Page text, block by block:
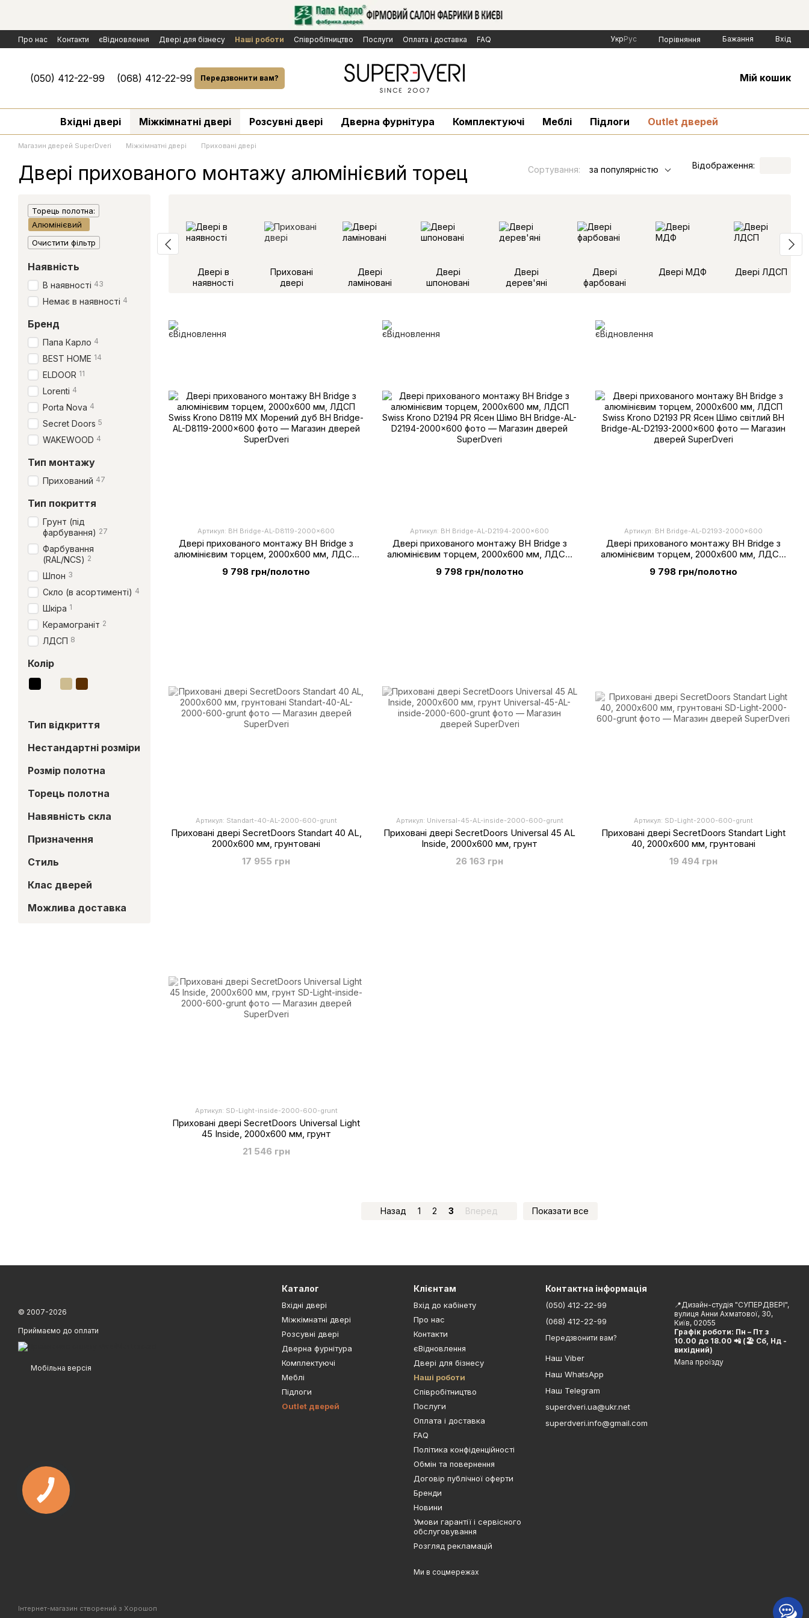
Про нас Контакти єВідновлення Двері для бізнесу Наші роботи Cпівробітництво Послуги Оплата і доставка
FAQ
Політика конфіденційності
Обмін та повернення Договір публічної оферти Бренди
Новини
УкрРус Порівняння Бажання Вхід
(050) 412-22-99 (068) 412-22-99 Передзвонити вам? Мій кошик
Вхідні двері Міжкімнатні двері Розсувні двері Дверна фурнітура Комплектуючі Меблі Підлоги Outlet дверей
Магазин дверей SuperDveri Міжкімнатні двері Приховані двері
Двері прихованого монтажу алюмінієвий торец Сортування: за популярністю Відображення:
Двері в
наявності
Приховані
двері
Двері
ламіновані
Двері
шпоновані
Двері
дерев'яні
Двері
фарбовані
Двері МДФ Двері ЛДСП
Артикул: BH Bridge-AL-D8119-2000x600
Двері прихованого монтажу BH Bridge з
алюмінієвим торцем, 2000х600 мм, ЛДСП
9 798 грн/полотно
Артикул: BH Bridge-AL-D2194-2000x600
Двері прихованого монтажу BH Bridge з
алюмінієвим торцем, 2000х600 мм, ЛДСП
9 798 грн/полотно
Артикул: BH Bridge-AL-D2193-2000x600
Двері прихованого монтажу BH Bridge з
алюмінієвим торцем, 2000х600 мм, ЛДСП
9 798 грн/полотно
Артикул: Standart-40-AL-2000-600-grunt
Приховані двері SecretDoors Standart 40 AL,
2000х600 мм, грунтовані
17 955 грн
Артикул: Universal-45-AL-inside-2000-600-grunt
Приховані двері SecretDoors Universal 45 AL
Inside, 2000х600 мм, грунт
26 163 грн
Артикул: SD-Light-2000-600-grunt
Приховані двері SecretDoors Standart Light
40, 2000х600 мм, грунтовані
19 494 грн
Артикул: SD-Light-inside-2000-600-grunt
Приховані двері SecretDoors Universal Light
45 Inside, 2000х600 мм, грунт
21 546 грн
Назад 1 2 3 Вперед Показати все
Торець полотна:
Алюмінієвий
Очистити фільтр
Наявність
В наявності 43
Немає в наявності 4
Бренд
Папа Карло 4
BEST HOME 14
ELDOOR 11
Lorenti 4
Porta Nova 4
Secret Doors 5
WAKEWOOD 4
Тип монтажу
Прихований 47
Тип покриття
Грунт (під
фарбування) 27
Фарбування
(RAL/NCS) 2
Шпон 3
Скло (в асортименті) 4
Шкіра 1
Керамограніт 2
ЛДСП 8
Колір
Тип відкриття
Нестандартні розміри
Розмір полотна
Торець полотна
Навявність скла
Призначення
Стиль
Клас дверей
Можлива доставка
© 2007-2026
Приймаємо до оплати
Мобільна версія
Інтернет-магазин створений з Хорошоп
Каталог
Вхідні двері
Міжкімнатні двері
Розсувні двері
Дверна фурнітура
Комплектуючі
Меблі
Підлоги
Outlet дверей
Клієнтам
Вхід до кабінету
Про нас
Контакти
єВідновлення
Двері для бізнесу
Наші роботи
Cпівробітництво
Послуги
Оплата і доставка
FAQ
Політика конфіденційності
Обмін та повернення
Договір публічної оферти
Бренди
Новини
Умови гарантії і сервісного
обслуговування
Розгляд рекламацій
Ми в соцмережах
Контактна інформація
(050) 412-22-99
(068) 412-22-99
Передзвонити вам?
Наш Viber
Наш WhatsApp
Наш Telegram
superdveri.ua@ukr.net
superdveri.info@gmail.com
📍Дизайн-студія "СУПЕРДВЕРІ",
вулиця Анни Ахматової, 30,
Київ, 02055
Графік роботи: Пн – Пт з
10.00 до 18.00 📲 (🏖 Сб, Нд -
вихідний)
Мапа проїзду